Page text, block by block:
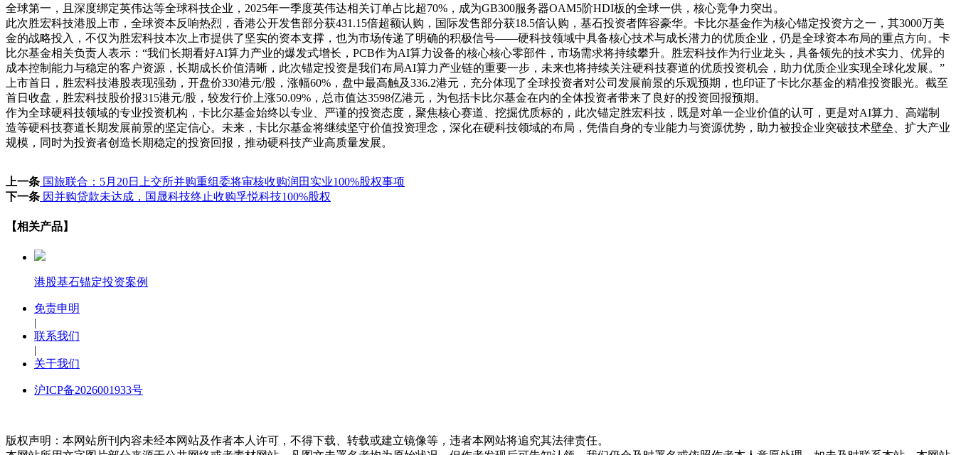
全球第一，且深度绑定英伟达等全球科技企业，2025年一季度英伟达相关订单占比超70%，成为GB300服务器OAM5阶HDI板的全球一供，核心竞争力突出。
此次胜宏科技港股上市，全球资本反响热烈，香港公开发售部分获431.15倍超额认购，国际发售部分获18.5倍认购，基石投资者阵容豪华。卡比尔基金作为核心锚定投资方之一，其3000万美
金的战略投入，不仅为胜宏科技本次上市提供了坚实的资本支撑，也为市场传递了明确的积极信号——硬科技领域中具备核心技术与成长潜力的优质企业，仍是全球资本布局的重点方向。卡
比尔基金相关负责人表示：“我们长期看好AI算力产业的爆发式增长，PCB作为AI算力设备的核心核心零部件，市场需求将持续攀升。胜宏科技作为行业龙头，具备领先的技术实力、优异的
成本控制能力与稳定的客户资源，长期成长价值清晰，此次锚定投资是我们布局AI算力产业链的重要一步，未来也将持续关注硬科技赛道的优质投资机会，助力优质企业实现全球化发展。”
上市首日，胜宏科技港股表现强劲，开盘价330港元/股，涨幅60%，盘中最高触及336.2港元，充分体现了全球投资者对公司发展前景的乐观预期，也印证了卡比尔基金的精准投资眼光。截至
首日收盘，胜宏科技股价报315港元/股，较发行价上涨50.09%，总市值达3598亿港元，为包括卡比尔基金在内的全体投资者带来了良好的投资回报预期。
作为全球硬科技领域的专业投资机构，卡比尔基金始终以专业、严谨的投资态度，聚焦核心赛道、挖掘优质标的，此次锚定胜宏科技，既是对单一企业价值的认可，更是对AI算力、高端制
造等硬科技赛道长期发展前景的坚定信心。未来，卡比尔基金将继续坚守价值投资理念，深化在硬科技领域的布局，凭借自身的专业能力与资源优势，助力被投企业突破技术壁垒、扩大产业
规模，同时为投资者创造长期稳定的投资回报，推动硬科技产业高质量发展。
上一条 国旅联合：5月20日上交所并购重组委将审核收购润田实业100%股权事项
下一条 因并购贷款未达成，国晟科技终止收购孚悦科技100%股权
【相关产品】
港股基石锚定投资案例
免责申明
|
联系我们
|
关于我们
沪ICP备2026001933号
版权声明：本网站所刊内容未经本网站及作者本人许可，不得下载、转载或建立镜像等，违者本网站将追究其法律责任。